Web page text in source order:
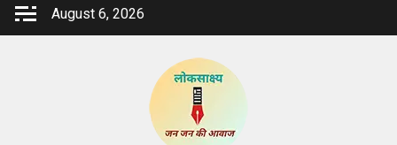
Skip
August 6, 2026